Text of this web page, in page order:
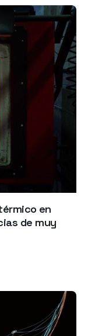
en
de muy